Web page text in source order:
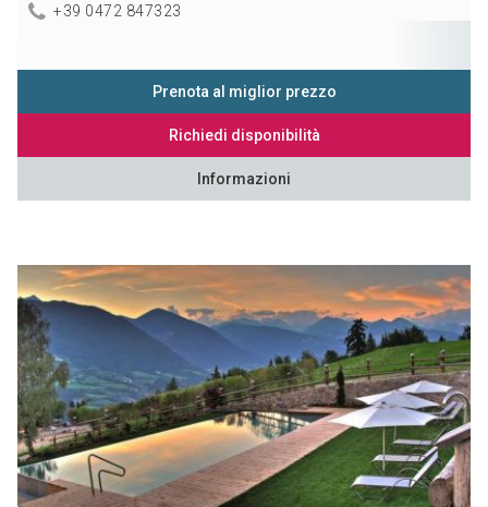
+39 0472 847323
Prenota al miglior prezzo
Richiedi disponibilità
Informazioni